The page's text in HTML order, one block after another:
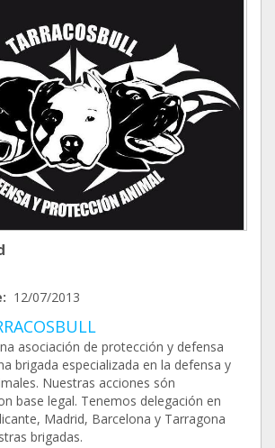
12/07/2013
asociación de protección y defensa
brigada especializada en la defensa y
Nuestras acciones són
base legal. Tenemos delegación en
Madrid, Barcelona y Tarragona
brigadas.